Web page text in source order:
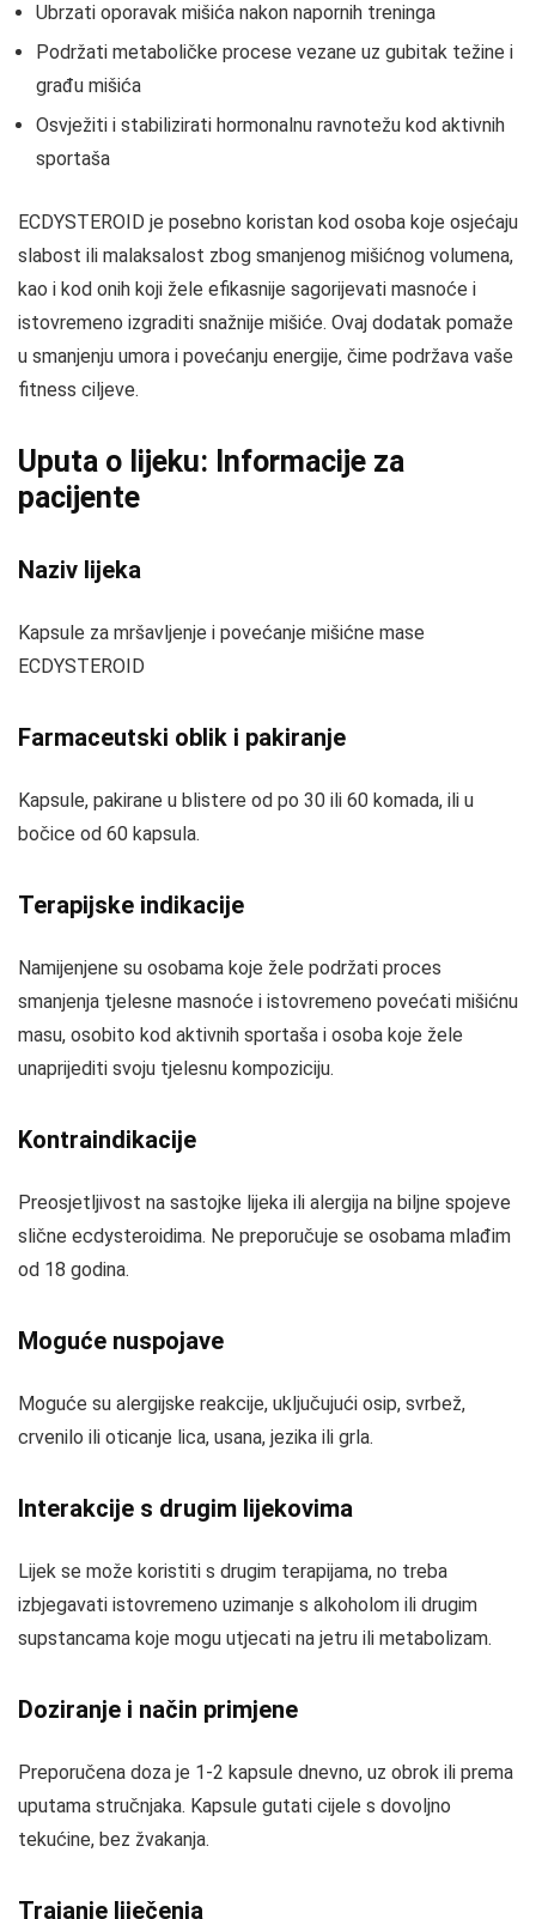
Ubrzati oporavak mišića nakon napornih treninga
Podržati metaboličke procese vezane uz gubitak težine i
građu mišića
Osvježiti i stabilizirati hormonalnu ravnotežu kod aktivnih
sportaša
ECDYSTEROID je posebno koristan kod osoba koje osjećaju
slabost ili malaksalost zbog smanjenog mišićnog volumena,
kao i kod onih koji žele efikasnije sagorijevati masnoće i
istovremeno izgraditi snažnije mišiće. Ovaj dodatak pomaže
u smanjenju umora i povećanju energije, čime podržava vaše
fitness ciljeve.
Uputa o lijeku: Informacije za
pacijente
Naziv lijeka
Kapsule za mršavljenje i povećanje mišićne mase
ECDYSTEROID
Farmaceutski oblik i pakiranje
Kapsule, pakirane u blistere od po 30 ili 60 komada, ili u
bočice od 60 kapsula.
Terapijske indikacije
Namijenjene su osobama koje žele podržati proces
smanjenja tjelesne masnoće i istovremeno povećati mišićnu
masu, osobito kod aktivnih sportaša i osoba koje žele
unaprijediti svoju tjelesnu kompoziciju.
Kontraindikacije
Preosjetljivost na sastojke lijeka ili alergija na biljne spojeve
slične ecdysteroidima. Ne preporučuje se osobama mlađim
od 18 godina.
Moguće nuspojave
Moguće su alergijske reakcije, uključujući osip, svrbež,
crvenilo ili oticanje lica, usana, jezika ili grla.
Interakcije s drugim lijekovima
Lijek se može koristiti s drugim terapijama, no treba
izbjegavati istovremeno uzimanje s alkoholom ili drugim
supstancama koje mogu utjecati na jetru ili metabolizam.
Doziranje i način primjene
Preporučena doza je 1-2 kapsule dnevno, uz obrok ili prema
uputama stručnjaka. Kapsule gutati cijele s dovoljno
tekućine, bez žvakanja.
Trajanje liječenja